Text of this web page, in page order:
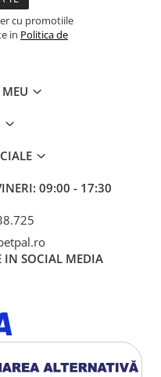
cu promotiile
in Politica de
09:00 - 17:30
IN SOCIAL MEDIA